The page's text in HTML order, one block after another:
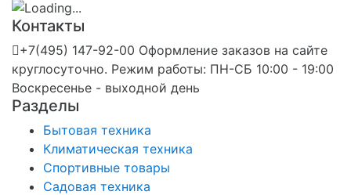
Контакты
+7(495) 147-92-00 Оформление заказов на сайте
круглосуточно. Режим работы: ПН-СБ 10:00 - 19:00
Воскресенье - выходной день
Разделы
Бытовая техника
Климатическая техника
Спортивные товары
Садовая техника